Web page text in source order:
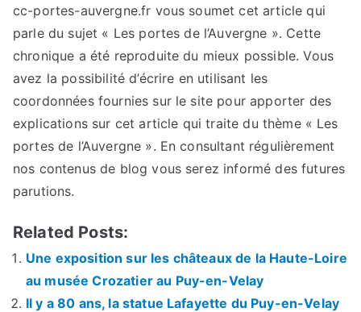
cc-portes-auvergne.fr vous soumet cet article qui
parle du sujet « Les portes de l’Auvergne ». Cette
chronique a été reproduite du mieux possible. Vous
avez la possibilité d’écrire en utilisant les
coordonnées fournies sur le site pour apporter des
explications sur cet article qui traite du thème « Les
portes de l’Auvergne ». En consultant régulièrement
nos contenus de blog vous serez informé des futures
parutions.
Related Posts:
Une exposition sur les châteaux de la Haute-Loire
au musée Crozatier au Puy-en-Velay
Il y a 80 ans, la statue Lafayette du Puy-en-Velay